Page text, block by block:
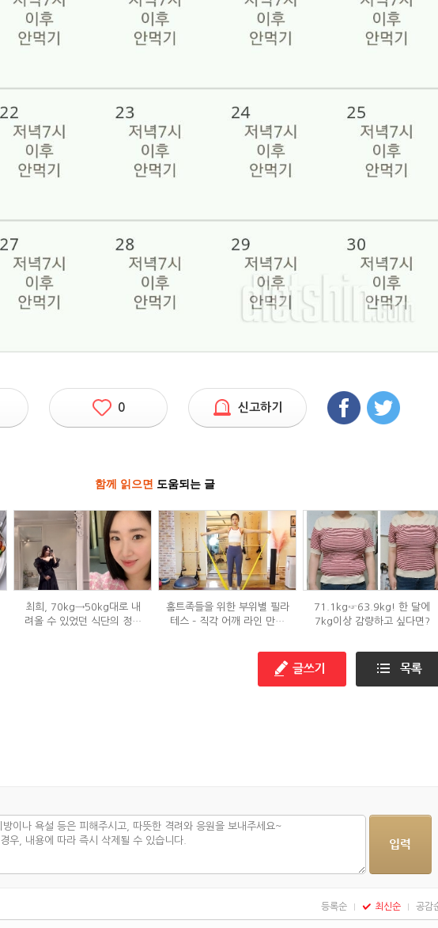
0 신고하기
함께 읽으면 도움되는 글
최희, 70kg→50kg대로 내
려올 수 있었던 식단의 정체
홈트족들을 위한 부위별 필라
테스 – 직각 어깨 라인 만들
71.1kg☞63.9kg! 한 달에
7kg이상 감량하고 싶다면?
등록순 최신순 공감